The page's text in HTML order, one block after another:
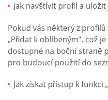
Jak navštívit profil a uložit
Pokud vás některý z
„Přidat k oblíbeným“, což
dostupné na boční straně
pro budoucí použití do
Jak získat přístup k funkci